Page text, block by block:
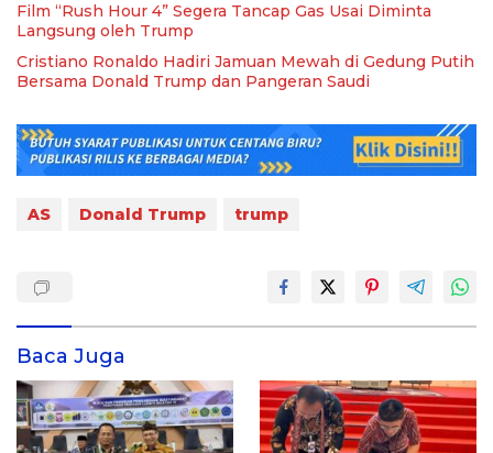
Film “Rush Hour 4” Segera Tancap Gas Usai Diminta
Langsung oleh Trump
Cristiano Ronaldo Hadiri Jamuan Mewah di Gedung Putih
Bersama Donald Trump dan Pangeran Saudi
AS Donald Trump trump
Baca Juga